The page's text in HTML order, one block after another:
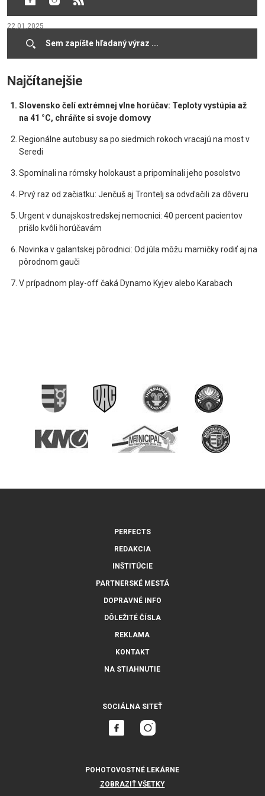
22.01.2025
Cookies
Najčítanejšie
Slovensko čelí extrémnej vlne horúčav: Teploty vystúpia až
na 41 °C, chráňte si svoje domovy
Regionálne autobusy sa po siedmich rokoch vracajú na most v
Seredi
Spomínali na rómsky holokaust a pripomínali jeho posolstvo
Prvý raz od začiatku: Jenčuš aj Trontelj sa odvďačili za dôveru
Urgent v dunajskostredskej nemocnici: 40 percent pacientov
prišlo kvôli horúčavám
Novinka v galantskej pôrodnici: Od júla môžu mamičky rodiť aj na
pôrodnom gauči
V prípadnom play-off čaká Dynamo Kyjev alebo Karabach
PERFECTS
REDAKCIA
INŠTITÚCIE
PARTNERSKÉ MESTÁ
DOPRAVNÉ INFO
DÔLEŽITÉ ČÍSLA
REKLAMA
KONTAKT
NA STIAHNUTIE
SOCIÁLNA SITEŤ
POHOTOVOSTNÉ LEKÁRNE
ZOBRAZIŤ VŠETKY